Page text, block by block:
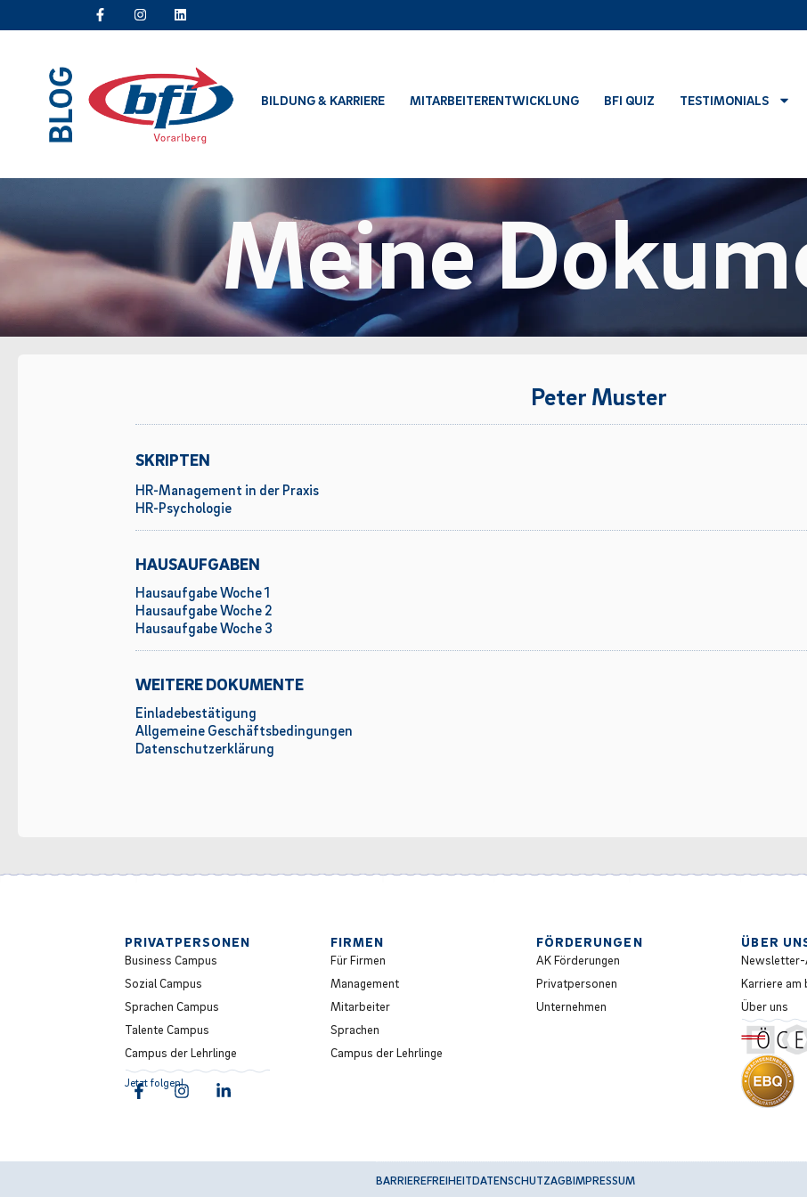
BILDUNG & KARRIERE MITARBEITERENTWICKLUNG BFI QUIZ TESTIMONIALS
Meine
Peter Muster
SKRIPTEN
HR-Management in der Praxis
HR-Psychologie
HAUSAUFGABEN
Hausaufgabe Woche 1
Hausaufgabe Woche 2
Hausaufgabe Woche 3
WEITERE DOKUMENTE
Einladebestätigung
Allgemeine Geschäftsbedingungen
Datenschutzerklärung
PRIVATPERSONEN
Business Campus
Sozial Campus
Sprachen Campus
Talente Campus
Campus der Lehrlinge
Jetzt folgen!
FIRMEN
Für Firmen
Management
Mitarbeiter
Sprachen
Campus der Lehrlinge
FÖRDERUNGEN
AK Förderungen
Privatpersonen
Unternehmen
ÜBER
Newsletter-
Karriere am
Über uns
BARRIEREFREIHEITDATENSCHUTZAGBIMPRESSUM